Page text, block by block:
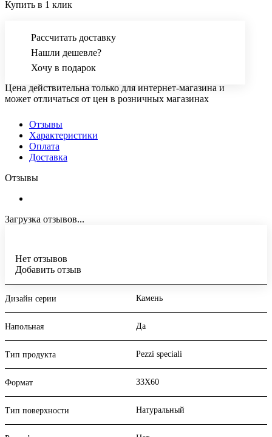
Купить в 1 клик
Рассчитать доставку
Нашли дешевле?
Хочу в подарок
Цена действительна только для интернет-магазина и
может отличаться от цен в розничных магазинах
Отзывы
Характеристики
Оплата
Доставка
Отзывы
Загрузка отзывов...
Нет отзывов
Добавить отзыв
Дизайн серии Камень
Напольная Да
Тип продукта Pezzi speciali
Формат 33X60
Тип поверхности Натуральный